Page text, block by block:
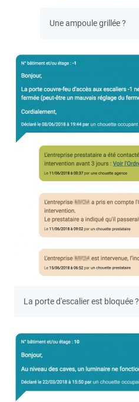
Une ampoule grillée ?
La porte d'escalier est bloquée ?